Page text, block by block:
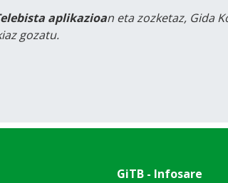
aplikazioan eta zozketaz, Gida
gozatu.
GiTB - Infosare